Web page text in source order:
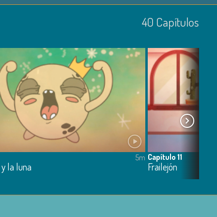
40 Capí­tulos
la luna
5m Capítulo 11
Frailejón